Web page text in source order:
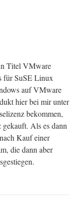
Titel VMware
für SuSE Linux
auf VMware
hier bei mir unter
bekommen,
Als es dann
Kauf einer
die dann aber